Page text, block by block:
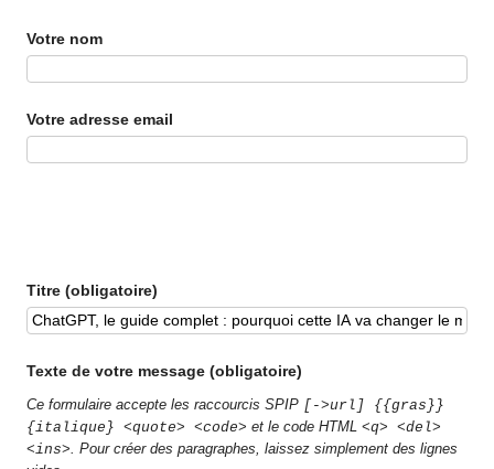
Votre nom
Votre adresse email
Titre (obligatoire)
Texte de votre message (obligatoire)
Ce formulaire accepte les raccourcis SPIP [->url] {{gras}}
{italique} <quote> <code> et le code HTML<q> <del>
<ins>. Pour créer des paragraphes, laissez simplement des lignes